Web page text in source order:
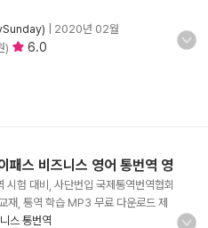
2020년 02월
) 6.0
패스 비즈니스 영어 통번역 영
험 대비, 사단번입 국제통역번역협회
재, 통역 학습 MP3 무료 다운로드 제
스 통번역